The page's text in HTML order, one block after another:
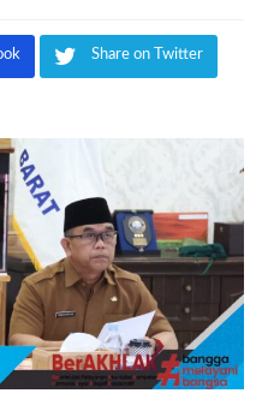
Share on Twitter